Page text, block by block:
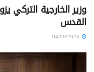
وزير الخارجية التركي
القدس